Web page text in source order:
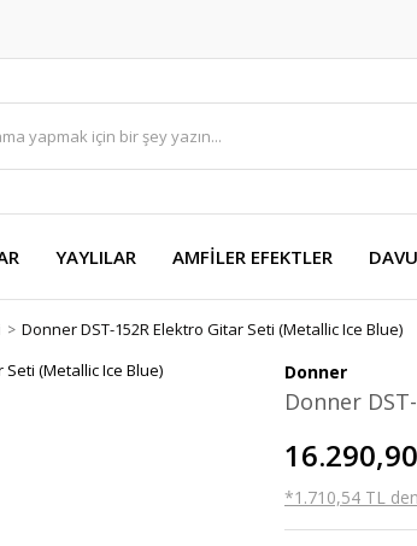
YAYLILAR AMFİLER EFEKTLER
Donner DST-152R Elektro Gitar Seti (Metallic Ice Blue)
Donner
Donner
*1.710,54 TL